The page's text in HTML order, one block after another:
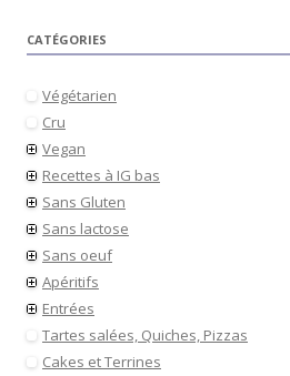
CATÉGORIES
Végétarien
Cru
Vegan
Recettes à IG bas
Sans Gluten
Sans lactose
Sans oeuf
Apéritifs
Entrées
Tartes salées, Quiches, Pizzas
Cakes et Terrines